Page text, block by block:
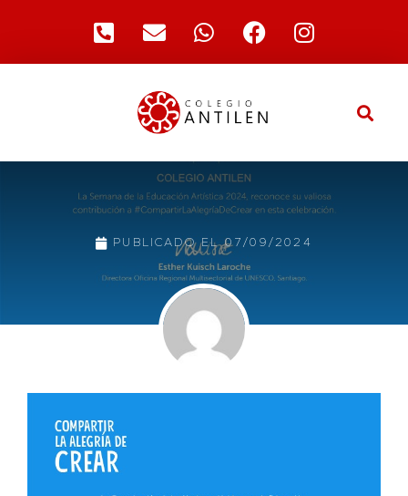
PUBLICADO EL07/09/2024